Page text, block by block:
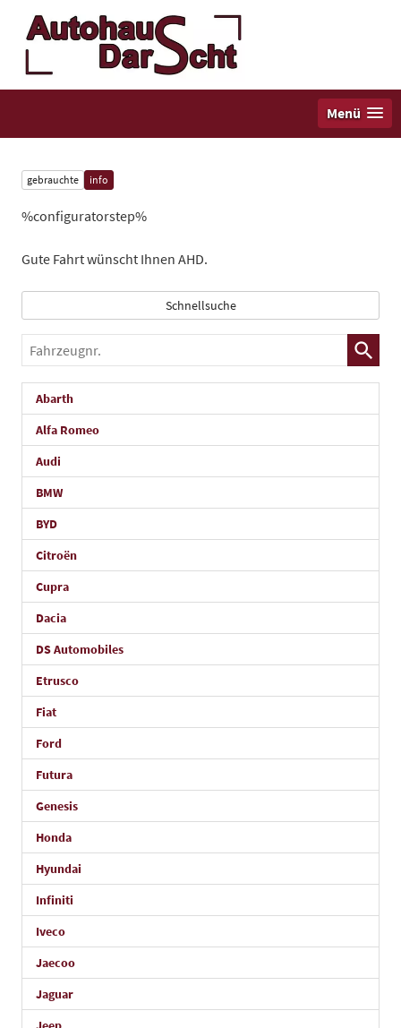
Menü
gebrauchte info
%configuratorstep%
Gute Fahrt wünscht Ihnen AHD.
Schnellsuche
Fahrzeugnr.
Abarth
Alfa Romeo
Audi
BMW
BYD
Citroën
Cupra
Dacia
DS Automobiles
Etrusco
Fiat
Ford
Futura
Genesis
Honda
Hyundai
Infiniti
Iveco
Jaecoo
Jaguar